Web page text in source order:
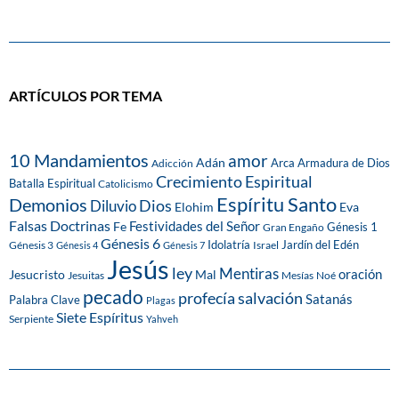
ARTÍCULOS POR TEMA
10 Mandamientos Adicción Adán amorArca Armadura de Dios
Batalla Espiritual Catolicismo Crecimiento Espiritual
Demonios DiluvioDios Elohim Espíritu Santo Eva
Falsas Doctrinas Fe Festividades del Señor Gran Engaño Génesis 1
Génesis 3 Génesis 4 Génesis 6 Génesis 7 Idolatría Israel Jardín del Edén
Jesucristo Jesuitas Jesús ley Mal Mentiras Mesías Noé oración
Palabra Clave pecado Plagas profecíasalvación Satanás
Serpiente Siete Espíritus Yahveh